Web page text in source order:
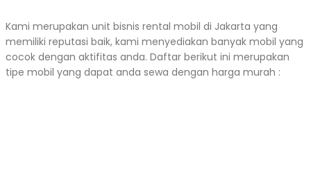
Kami merupakan unit bisnis rental mobil di Jakarta yang
memiliki reputasi baik, kami menyediakan banyak mobil yang
cocok dengan aktifitas anda. Daftar berikut ini merupakan
tipe mobil yang dapat anda sewa dengan harga murah :